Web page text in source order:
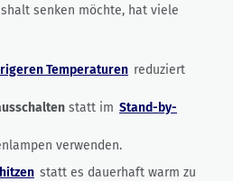
senken möchte, hat viele
Temperaturen reduziert
statt im Stand-by-
verwenden.
statt es dauerhaft warm zu